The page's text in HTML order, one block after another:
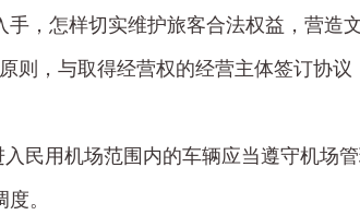
，怎样切实维护旅客合法权益，营造
则，与取得经营权的经营主体签订协
民用机场范围内的车辆应当遵守机场
。